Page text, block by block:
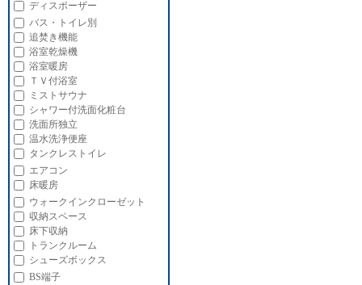
ディスポーザー
バス・トイレ別
追焚き機能
浴室乾燥機
浴室暖房
ＴＶ付浴室
ミストサウナ
シャワー付洗面化粧台
洗面所独立
温水洗浄便座
タンクレストイレ
エアコン
床暖房
ウォークインクローゼット
収納スペース
床下収納
トランクルーム
シューズボックス
BS端子